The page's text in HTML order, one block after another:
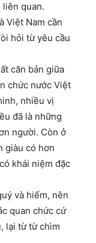
quan.
Việt Nam cần
hỏi từ yêu cầu
căn bản giữa
chức nước Việt
nhiều vị
đã là những
người. Còn ở
giàu có hơn
khái niệm đặc
và hiếm, nên
quan chức cứ
lại từ từ chìm